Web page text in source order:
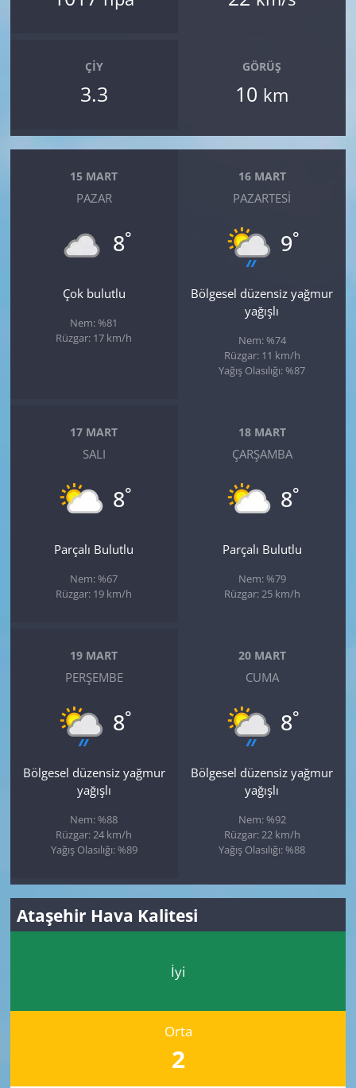
ÇIY
3.3
GÖRÜŞ
10 km
15 MART
PAZAR
8°
Çok bulutlu
Nem: %81
Rüzgar: 17 km/h
16 MART
PAZARTESI
9°
Bölgesel düzensiz yağmur
yağışlı
Nem: %74
Rüzgar: 11 km/h
Yağış Olasılığı: %87
17 MART
SALI
8°
Parçalı Bulutlu
Nem: %67
Rüzgar: 19 km/h
18 MART
ÇARŞAMBA
8°
Parçalı Bulutlu
Nem: %79
Rüzgar: 25 km/h
19 MART
PERŞEMBE
8°
Bölgesel düzensiz yağmur
yağışlı
Nem: %88
Rüzgar: 24 km/h
Yağış Olasılığı: %89
20 MART
CUMA
8°
Bölgesel düzensiz yağmur
yağışlı
Nem: %92
Rüzgar: 22 km/h
Yağış Olasılığı: %88
Ataşehir Hava Kalitesi
İyi
Orta
2